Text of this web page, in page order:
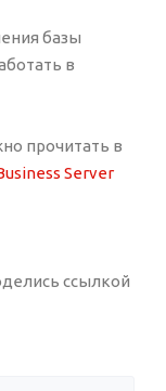
базы
в
прочитать в
Server
ссылкой